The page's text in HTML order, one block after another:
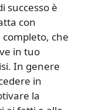
successo è
con
che
in tuo
In genere
in
la